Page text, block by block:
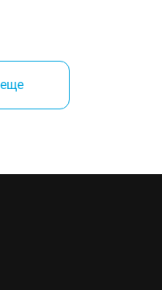
ТРШ типа С
лучшим
рынке стран